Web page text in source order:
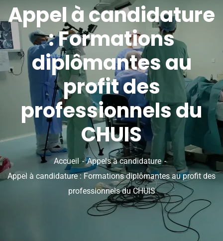
Appel à candidature
: Formations
diplômantes au
profit des
professionnels du
CHUIS
Accueil
Appels à candidature
Appel à candidature : Formations diplômantes au profit des
professionnels du CHUIS